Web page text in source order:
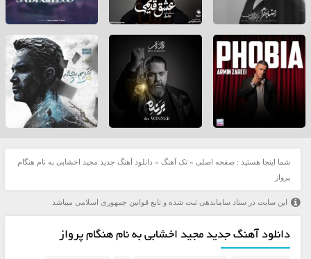
شما اینجا هستید : صفحه اصلی » تک آهنگ » دانلود آهنگ جدید مجید اخشابی به نام هنگام
پرواز
این سایت در ستاد ساماندهی ثبت شده و تابع قوانین جمهوری اسلامی میباشد
دانلود آهنگ جدید مجید اخشابی به نام هنگام پرواز